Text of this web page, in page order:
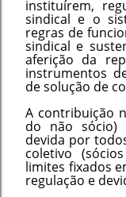
instituírem,
sindical e o
regras de
sindical e
aferição da
instrumentos
de solução de
A contribuição
do não sócio)
devida por
coletivo
limites fixados
regulação e